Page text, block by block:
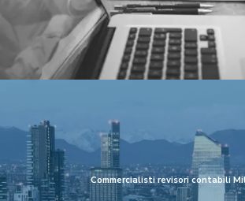
Commercialisti revisori contabili